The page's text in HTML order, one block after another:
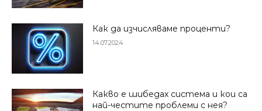
Как да изчисляваме проценти?
14.07.2024
Какво е шибедах система и кои са
най-честите проблеми с нея?